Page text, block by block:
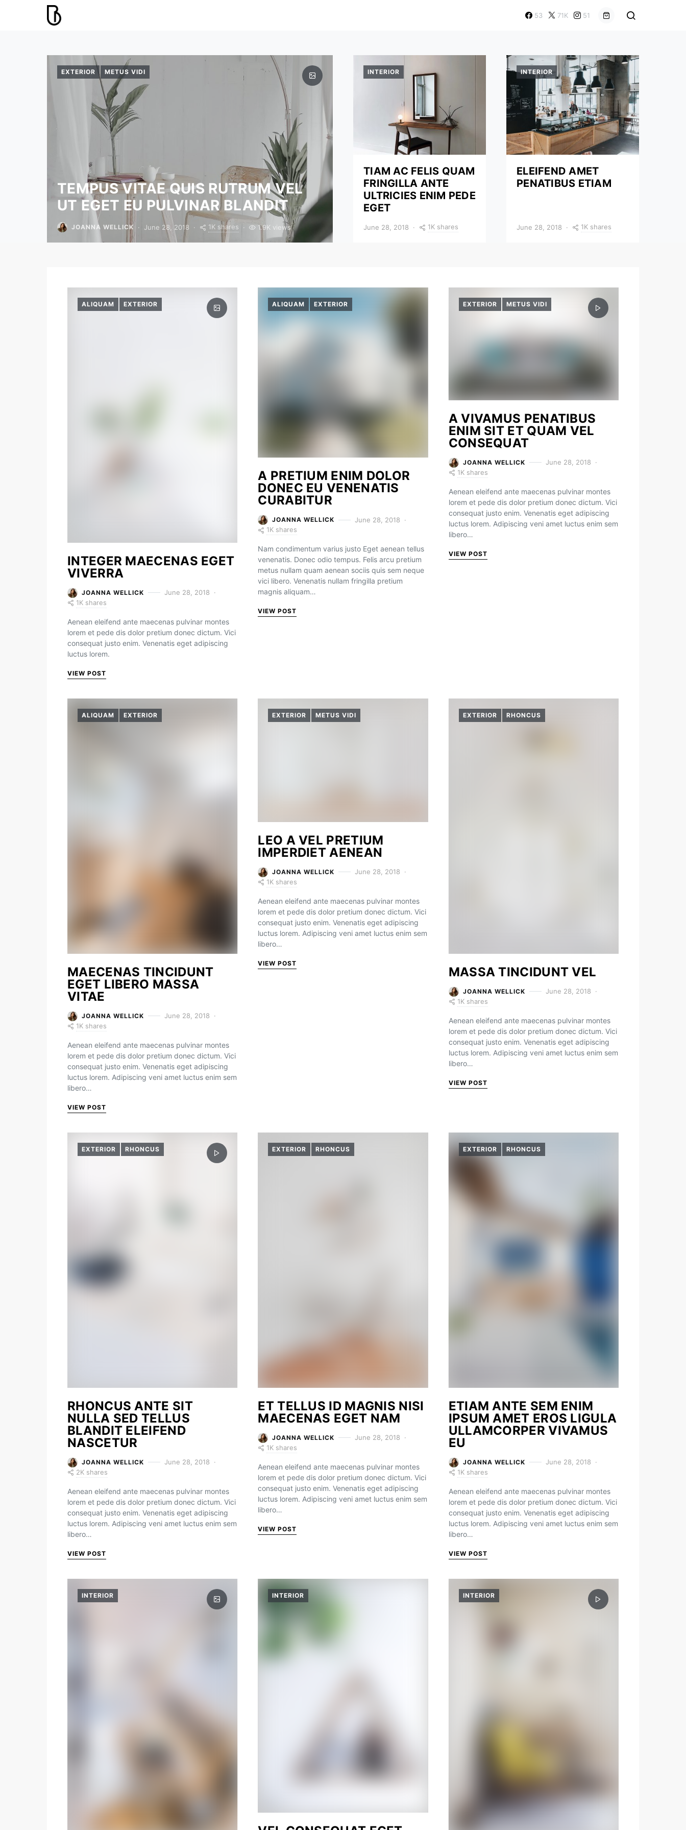
53 71K 51
EXTERIOR METUS VIDI
TEMPUS VITAE QUIS RUTRUM VEL
UT EGET EU PULVINAR BLANDIT
JOANNA WELLICK June 28, 2018 1K shares 1.9K views
INTERIOR
TIAM AC FELIS QUAM
FRINGILLA ANTE
ULTRICIES ENIM PEDE
EGET
June 28, 2018 1K shares
INTERIOR
ELEIFEND AMET
PENATIBUS ETIAM
June 28, 2018 1K shares
ALIQUAM EXTERIOR
INTEGER MAECENAS EGET
VIVERRA
JOANNA WELLICK
June 28, 2018
1K shares
Aenean eleifend ante maecenas pulvinar montes
lorem et pede dis dolor pretium donec dictum. Vici
consequat justo enim. Venenatis eget adipiscing
luctus lorem.
VIEW POST
ALIQUAM EXTERIOR
A PRETIUM ENIM DOLOR
DONEC EU VENENATIS
CURABITUR
JOANNA WELLICK
June 28, 2018
1K shares
Nam condimentum varius justo Eget aenean tellus
venenatis. Donec odio tempus. Felis arcu pretium
metus nullam quam aenean sociis quis sem neque
vici libero. Venenatis nullam fringilla pretium
magnis aliquam…
VIEW POST
EXTERIOR METUS VIDI
A VIVAMUS PENATIBUS
ENIM SIT ET QUAM VEL
CONSEQUAT
JOANNA WELLICK
June 28, 2018
1K shares
Aenean eleifend ante maecenas pulvinar montes
lorem et pede dis dolor pretium donec dictum. Vici
consequat justo enim. Venenatis eget adipiscing
luctus lorem. Adipiscing veni amet luctus enim sem
libero…
VIEW POST
ALIQUAM EXTERIOR
MAECENAS TINCIDUNT
EGET LIBERO MASSA
VITAE
JOANNA WELLICK
June 28, 2018
1K shares
Aenean eleifend ante maecenas pulvinar montes
lorem et pede dis dolor pretium donec dictum. Vici
consequat justo enim. Venenatis eget adipiscing
luctus lorem. Adipiscing veni amet luctus enim sem
libero…
VIEW POST
EXTERIOR METUS VIDI
LEO A VEL PRETIUM
IMPERDIET AENEAN
JOANNA WELLICK
June 28, 2018
1K shares
Aenean eleifend ante maecenas pulvinar montes
lorem et pede dis dolor pretium donec dictum. Vici
consequat justo enim. Venenatis eget adipiscing
luctus lorem. Adipiscing veni amet luctus enim sem
libero…
VIEW POST
EXTERIOR RHONCUS
MASSA TINCIDUNT VEL
JOANNA WELLICK
June 28, 2018
1K shares
Aenean eleifend ante maecenas pulvinar montes
lorem et pede dis dolor pretium donec dictum. Vici
consequat justo enim. Venenatis eget adipiscing
luctus lorem. Adipiscing veni amet luctus enim sem
libero…
VIEW POST
EXTERIOR RHONCUS
RHONCUS ANTE SIT
NULLA SED TELLUS
BLANDIT ELEIFEND
NASCETUR
JOANNA WELLICK
June 28, 2018
2K shares
Aenean eleifend ante maecenas pulvinar montes
lorem et pede dis dolor pretium donec dictum. Vici
consequat justo enim. Venenatis eget adipiscing
luctus lorem. Adipiscing veni amet luctus enim sem
libero…
VIEW POST
EXTERIOR RHONCUS
ET TELLUS ID MAGNIS NISI
MAECENAS EGET NAM
JOANNA WELLICK
June 28, 2018
1K shares
Aenean eleifend ante maecenas pulvinar montes
lorem et pede dis dolor pretium donec dictum. Vici
consequat justo enim. Venenatis eget adipiscing
luctus lorem. Adipiscing veni amet luctus enim sem
libero…
VIEW POST
EXTERIOR RHONCUS
ETIAM ANTE SEM ENIM
IPSUM AMET EROS LIGULA
ULLAMCORPER VIVAMUS
EU
JOANNA WELLICK
June 28, 2018
1K shares
Aenean eleifend ante maecenas pulvinar montes
lorem et pede dis dolor pretium donec dictum. Vici
consequat justo enim. Venenatis eget adipiscing
luctus lorem. Adipiscing veni amet luctus enim sem
libero…
VIEW POST
INTERIOR INTERIOR INTERIOR